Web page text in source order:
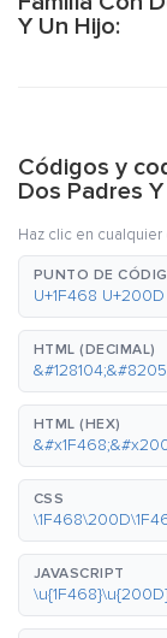
Y Un Hijo:
Códigos y
Dos Padres
Haz clic en
PUNTO DE
U+1F468
HTML (DECIMAL)
HTML (HEX)
CSS
JAVASCRIPT